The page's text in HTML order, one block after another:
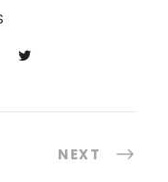
NEXT